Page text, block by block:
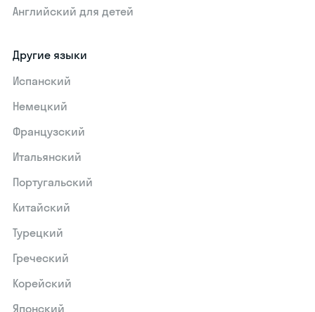
Английский для детей
Другие языки
Испанский
Немецкий
Французский
Итальянский
Португальский
Китайский
Турецкий
Греческий
Корейский
Японский